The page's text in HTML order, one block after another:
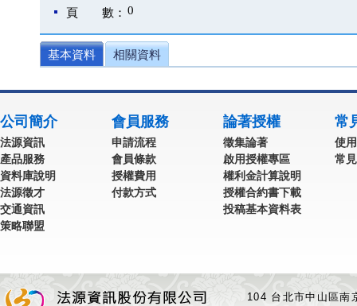
頁 數： 0
基本資料 相關資料
公司簡介
法源資訊
產品服務
資料庫說明
法源徵才
交通資訊
策略聯盟
會員服務
申請流程
會員條款
授權費用
付款方式
論著授權
徵集論著
啟用授權專區
權利金計算說明
授權合約書下載
投稿基本資料表
常
使
常
104 台北市中山區